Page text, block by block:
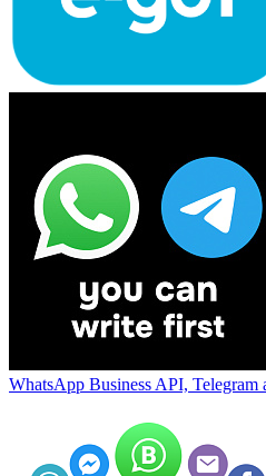
WhatsApp Business API, Telegram